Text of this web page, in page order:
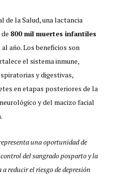
de la Salud, una lactancia
800 mil muertes infantiles
al año. Los beneficios son
el sistema inmune,
y digestivas,
en etapas posteriores de la
y del macizo facial
una oportunidad de
del sangrado posparto y la
reducir el riesgo de depresión